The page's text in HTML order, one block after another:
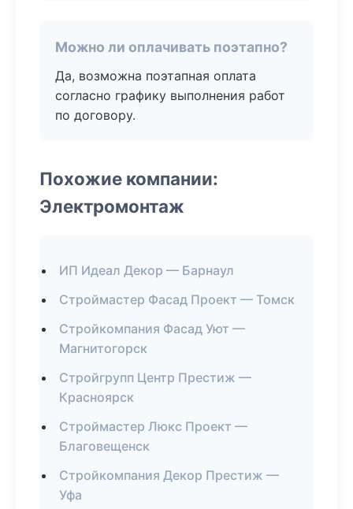
Можно ли оплачивать поэтапно?
Да, возможна поэтапная оплата
согласно графику выполнения работ
по договору.
Похожие компании:
Электромонтаж
ИП Идеал Декор — Барнаул
Строймастер Фасад Проект — Томск
Стройкомпания Фасад Уют —
Магнитогорск
Стройгрупп Центр Престиж —
Красноярск
Строймастер Люкс Проект —
Благовещенск
Стройкомпания Декор Престиж —
Уфа